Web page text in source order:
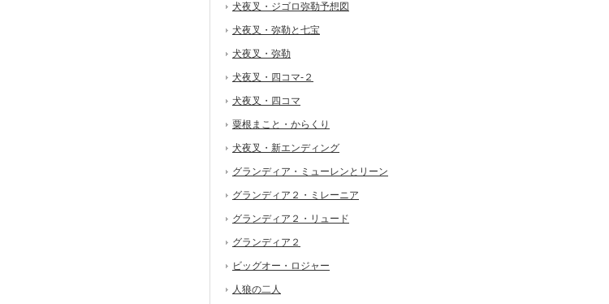
犬夜叉・ジゴロ弥勒予想図
犬夜叉・弥勒と七宝
犬夜叉・弥勒
犬夜叉・四コマ-２
犬夜叉・四コマ
粟根まこと・からくり
犬夜叉・新エンディング
グランディア・ミューレンとリーン
グランディア２・ミレーニア
グランディア２・リュード
グランディア２
ビッグオー・ロジャー
人狼の二人